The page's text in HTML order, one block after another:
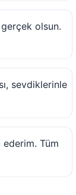
olsun.
sevdiklerinle
ederim. Tüm